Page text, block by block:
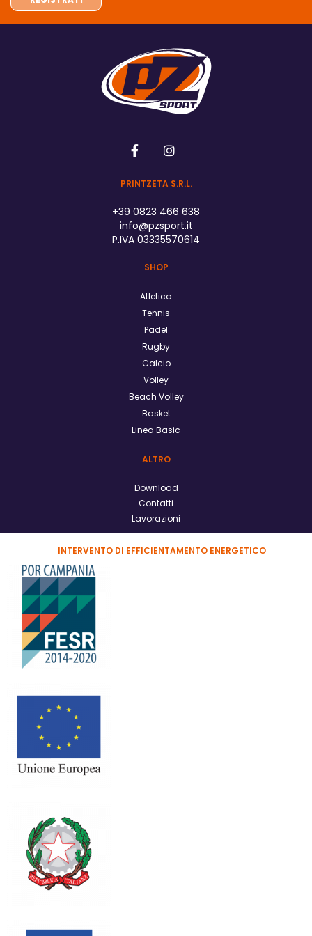
PRINTZETA S.R.L.
+39 0823 466 638
info@pzsport.it
P.IVA 03335570614
SHOP
Atletica
Tennis
Padel
Rugby
Calcio
Volley
Beach Volley
Basket
Linea Basic
ALTRO
Download
Contatti
Lavorazioni
INTERVENTO DI EFFICIENTAMENTO ENERGETICO